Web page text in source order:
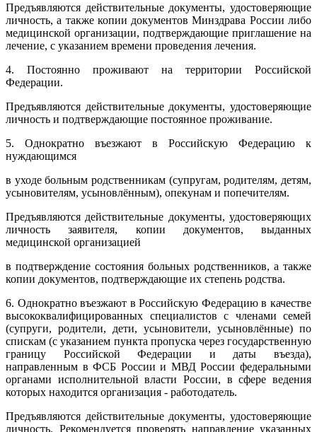
Предъявляются действительные документы, удостоверяющие
личность, а также копии документов Минздрава России либо
медицинской организации, подтверждающие приглашение на
лечение, с указанием времени проведения лечения.
4. Постоянно проживают на территории Российской
Федерации.
Предъявляются действительные документы, удостоверяющие
личность и подтверждающие постоянное проживание.
5. Однократно въезжают в Российскую Федерацию к
нуждающимся
в уходе больным родственникам (супругам, родителям, детям,
усыновителям, усыновлённым), опекунам и попечителям.
Предъявляются действительные документы, удостоверяющих
личность заявителя, копии документов, выданных
медицинской организацией
в подтверждение состояния больных родственников, а также
копии документов, подтверждающие их степень родства.
6. Однократно въезжают в Российскую Федерацию в качестве
высококвалифицированных специалистов с членами семей
(супруги, родители, дети, усыновители, усыновлённые) по
спискам (с указанием пункта пропуска через государственную
границу Российской Федерации и даты въезда),
направленным в ФСБ России и МВД России федеральными
органами исполнительной власти России, в сфере ведения
которых находится организация - работодатель.
Предъявляются действительные документы, удостоверяющие
личность. Рекомендуется проверять направление указанных